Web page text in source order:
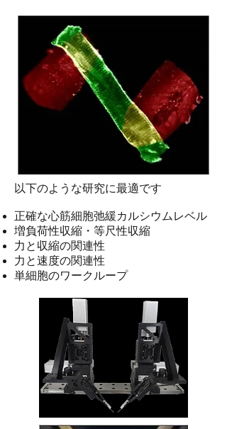
以下のような研究に最適です
正確な心筋細胞弛緩カルシウムレベル
増負荷性収縮・等尺性収縮
力と収縮の関連性
力と速度の関連性
単細胞のワークループ